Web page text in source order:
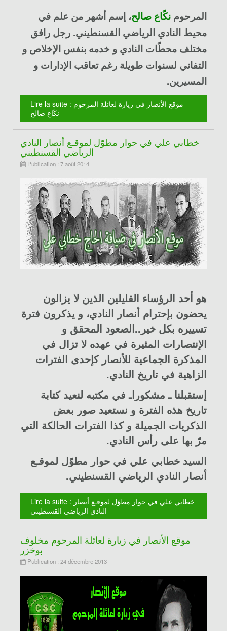
المرحوم نكّاع صالح، إسم أشهر من علم في
محيط النادي الرياضي القسنطيني. رجل رافق
مختلف محطّات النادي و خدمه بنفس الإخلاص و
التفاني لسنوات طويلة رغم تعاقب الإدارات و
المسيرين.
Lire la suite : موقع الأنصار في زيارة لعائلة المرحوم
نكّاع صالح
خطابي علي في حوار مطوّل لموقـع أنصار النادي
الرياضي القسنطيني
Publication : 7 août 2014
هو أحد الرؤساء القليلين الذين لا يزالون
يحضون بإحترام أنصار النادي، و يذكرون فترة
تسييره بكل خير..الصعود المحقق و
الإنتصارات المثيرة في عهده لا تزال في
المذكرة الجماعية للأنصار كإحدى الفترات
الزاهية في تاريخ النادي.
إستقبلنا ـ مشكوراـ في مكتبه لنعيد كتابة
تاريخ هذه الفترة و نستعيد صور بعض
الذكريات الجميلة و كذا الفترات الحالكة التي
مرّ بها على رأس النادي.
السيد خطابي علي في حوار مطوّل لموقـع
أنصار النادي الرياضي القسنطيني.
Lire la suite : خطابي علي في حوار مطوّل لموقـع أنصار
النادي الرياضي القسنطيني
موقع الأنصار في زيارة لعائلة المرحوم مخلوف
بوخزر
Publication : 24 décembre 2013